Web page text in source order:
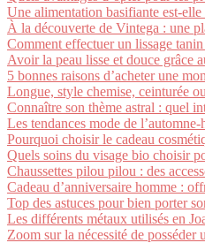
Une alimentation basifiante est-
À la découverte de Vintega : une
Comment effectuer un lissage
Avoir la peau lisse et douce grâce
5 bonnes raisons d’acheter une
Longue, style chemise, ceinturée
Connaître son thème astral : quel
Les tendances mode de
Pourquoi choisir le cadeau
Quels soins du visage bio choisir
Chaussettes pilou pilou : des
Cadeau d’anniversaire homme :
Top des astuces pour bien porter
Les différents métaux utilisés en
Zoom sur la nécessité de posséder